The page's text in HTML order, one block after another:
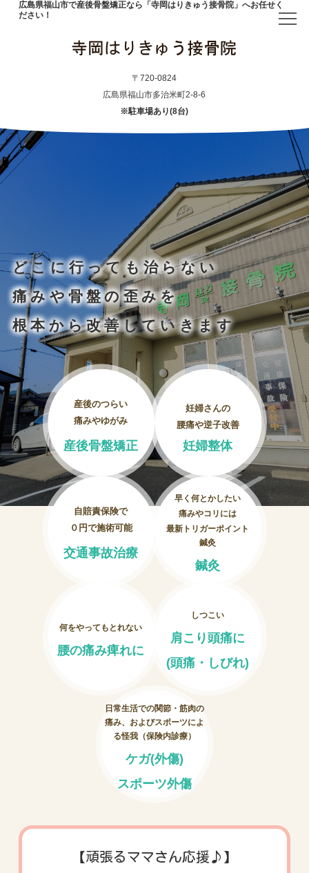
広島県福山市で産後骨盤矯正なら「寺岡はりきゅう接骨院」へお任せく
ださい！
〒720-0824
広島県福山市多治米町2-8-6
※駐車場あり(8台)
当院について
産後骨盤矯正
妊婦整体
交通事故治療
頭痛・肩こり
腰痛・膝痛
鍼・灸・小児鍼
冷え性改善
お客様の声
どこに行っても治らない
痛みや骨盤の歪みを
根本から改善していきます
産後のつらい
痛みやゆがみ
産後骨盤矯正
妊婦さんの
腰痛や逆子改善
妊婦整体
自賠責保険で
０円で施術可能
交通事故治療
早く何とかしたい
痛みやコリには
最新トリガーポイント
鍼灸
鍼灸
何をやってもとれない
腰の痛み痺れに
しつこい
肩こり頭痛に
(頭痛・しびれ)
日常生活での関節・筋肉の
痛み、およびスポーツによ
る怪我（保険内診療）
ケガ(外傷)
スポーツ外傷
【頑張るママさん応援♪】